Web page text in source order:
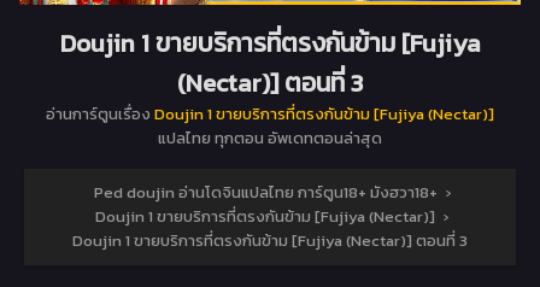
Doujin 1 ขายบริการที่ตรงกันข้าม [Fujiya
(Nectar)] ตอนที่ 3
อ่านการ์ตูนเรื่อง Doujin 1 ขายบริการที่ตรงกันข้าม [Fujiya (Nectar)]
แปลไทย ทุกตอน อัพเดทตอนล่าสุด
Ped doujin อ่านโดจินแปลไทย การ์ตูน18+ มังฮวา18+ ›
Doujin 1 ขายบริการที่ตรงกันข้าม [Fujiya (Nectar)] ›
Doujin 1 ขายบริการที่ตรงกันข้าม [Fujiya (Nectar)] ตอนที่ 3